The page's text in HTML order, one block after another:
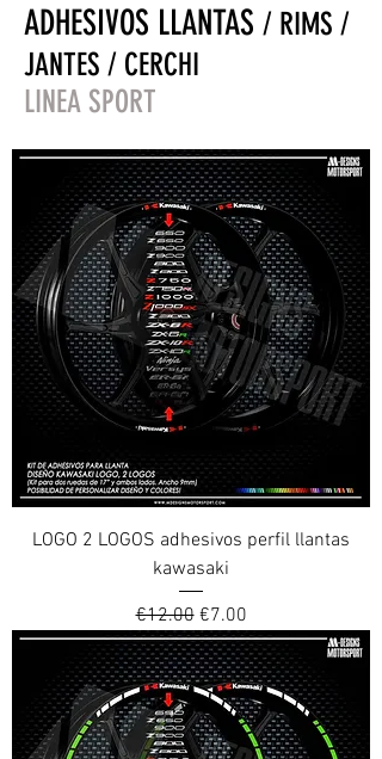
ADHESIVOS LLANTAS / RIMS /
JANTES / CERCHI
LINEA SPORT
LOGO 2 LOGOS adhesivos perfil llantas
kawasaki
Regular Price
€12.00 Sale Price
€7.00